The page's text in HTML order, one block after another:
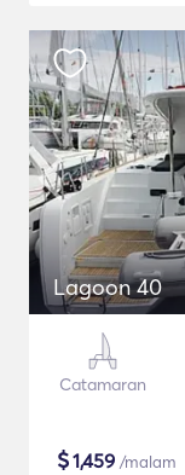
Lagoon 40
Catamaran
$1,459 /malam